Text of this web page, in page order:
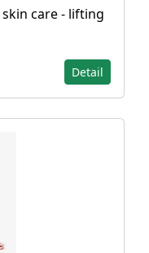
care - lifting
Detail